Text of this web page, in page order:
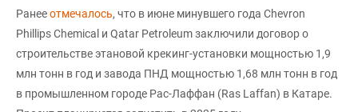
Ранееотмечалось, что в июне минувшего года Chevron
Phillips Chemical и Qatar Petroleum заключили договор о
строительстве этановой крекинг-установки мощностью 1,9
млн тонн в год и завода ПНД мощностью 1,68 млн тонн в год
в промышленном городе Рас-Лаффан (Ras Laffan) в Катаре.